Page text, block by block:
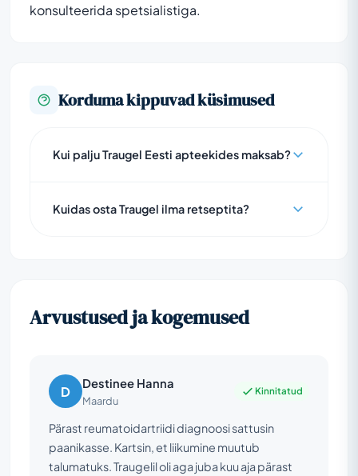
konsulteerida spetsialistiga.
Korduma kippuvad küsimused
Kui palju Traugel Eesti apteekides maksab?
Kuidas osta Traugel ilma retseptita?
Arvustused ja kogemused
D Destinee Hanna
Maardu
Kinnitatud
Pärast reumatoidartriidi diagnoosi sattusin
paanikasse. Kartsin, et liikumine muutub
talumatuks. Traugelil oli aga juba kuu aja pärast